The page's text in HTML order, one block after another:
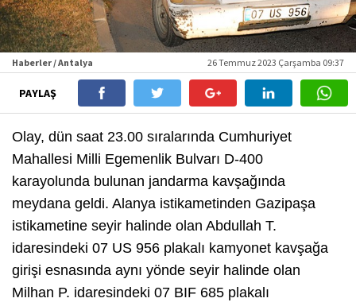
Haberler / Antalya 26 Temmuz 2023 Çarşamba 09:37
PAYLAŞ
Olay, dün saat 23.00 sıralarında Cumhuriyet
Mahallesi Milli Egemenlik Bulvarı D-400
karayolunda bulunan jandarma kavşağında
meydana geldi. Alanya istikametinden Gazipaşa
istikametine seyir halinde olan Abdullah T.
idaresindeki 07 US 956 plakalı kamyonet kavşağa
girişi esnasında aynı yönde seyir halinde olan
Milhan P. idaresindeki 07 BIF 685 plakalı